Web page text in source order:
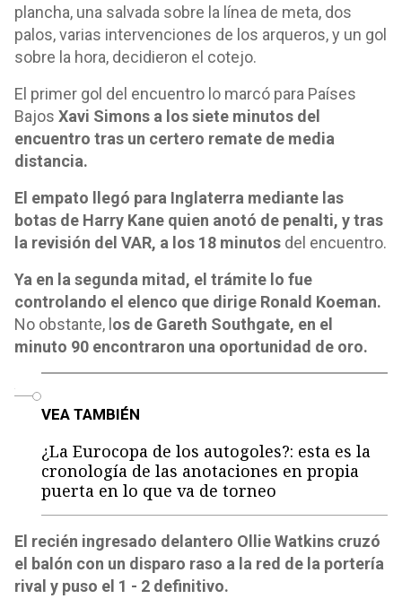
plancha, una salvada sobre la línea de meta, dos
palos, varias intervenciones de los arqueros, y un gol
sobre la hora, decidieron el cotejo.
El primer gol del encuentro lo marcó para Países
Bajos Xavi Simons a los siete minutos del
encuentro tras un certero remate de media
distancia.
El empato llegó para Inglaterra mediante las
botas de Harry Kane quien anotó de penalti, y tras
la revisión del VAR, a los 18 minutos del encuentro.
Ya en la segunda mitad, el trámite lo fue
controlando el elenco que dirige Ronald Koeman.
No obstante, l os de Gareth Southgate, en el
minuto 90 encontraron una oportunidad de oro.
VEA TAMBIÉN
¿La Eurocopa de los autogoles?: esta es la
cronología de las anotaciones en propia
puerta en lo que va de torneo
El recién ingresado delantero Ollie Watkins cruzó
el balón con un disparo raso a la red de la portería
rival y puso el 1 - 2 definitivo.